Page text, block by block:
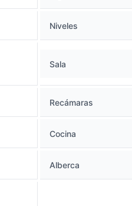
Niveles
Sala
Recámaras
Cocina
Alberca